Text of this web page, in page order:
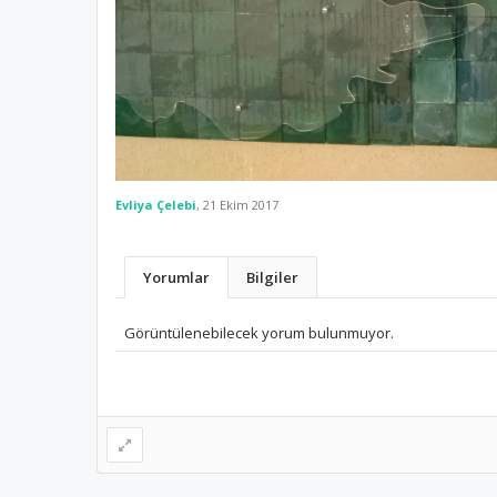
Evliya Çelebi, 21 Ekim 2017
Yorumlar Bilgiler
Görüntülenebilecek yorum bulunmuyor.